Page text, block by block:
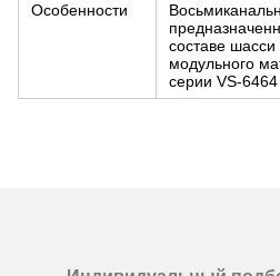
Особенности
составе
модульного
серии VS-6464